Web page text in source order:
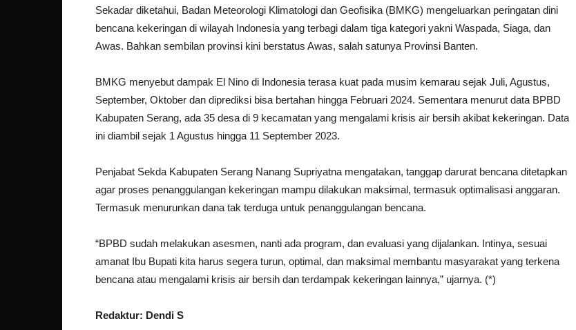
Sekadar diketahui, Badan Meteorologi Klimatologi dan Geofisika (BMKG) mengeluarkan peringatan dini
bencana kekeringan di wilayah Indonesia yang terbagi dalam tiga kategori yakni Waspada, Siaga, dan
Awas. Bahkan sembilan provinsi kini berstatus Awas, salah satunya Provinsi Banten.
BMKG menyebut dampak El Nino di Indonesia terasa kuat pada musim kemarau sejak Juli, Agustus,
September, Oktober dan diprediksi bisa bertahan hingga Februari 2024. Sementara menurut data BPBD
Kabupaten Serang, ada 35 desa di 9 kecamatan yang mengalami krisis air bersih akibat kekeringan. Data
ini diambil sejak 1 Agustus hingga 11 September 2023.
Penjabat Sekda Kabupaten Serang Nanang Supriyatna mengatakan, tanggap darurat bencana ditetapkan
agar proses penanggulangan kekeringan mampu dilakukan maksimal, termasuk optimalisasi anggaran.
Termasuk menurunkan dana tak terduga untuk penanggulangan bencana.
“BPBD sudah melakukan asesmen, nanti ada program, dan evaluasi yang dijalankan. Intinya, sesuai
amanat Ibu Bupati kita harus segera turun, optimal, dan maksimal membantu masyarakat yang terkena
bencana atau mengalami krisis air bersih dan terdampak kekeringan lainnya,” ujarnya. (*)
Redaktur: Dendi S